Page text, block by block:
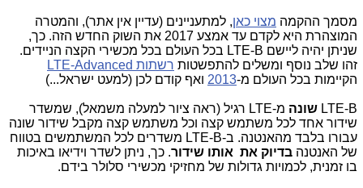
מסמך ההקמה מצוי כאן, למתעניינים (עדיין אין אתר), והמטרה
המוצהרת היא לקדם עד אמצע 2017 את השוק החדש הזה. כך,
שניתן יהיה ליישם LTE-B בכל העולם בכל מכשירי הקצה הניידים.
זהו שלב נוסף ומשלים להתפשטות רשתות LTE-Advanced
הקיימות בכל העולם מ-2013 ואף קודם לכן (למעט ישראל...)
LTE-B שונה
מ-LTE רגיל (ראה ציור למעלה משמאל), שמשדר
שידור אחד לכל משתמש קצה וכל משתמש קצה מקבל שידור שונה
עבורו בלבד מהאנטנה. ב-LTE-B משדרים לכל המשתמשים בטווח
של האנטנה בדיוק את אותו שידור. כך, ניתן לשדר וידיאו באיכות
בו זמנית, לכמויות גדולות של מחזיקי מכשירי סלולר בידם.